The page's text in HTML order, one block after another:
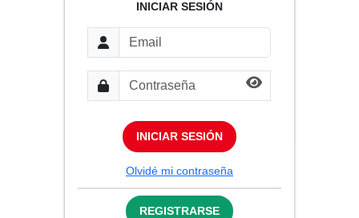
INICIAR SESIÓN
INICIAR SESIÓN
Olvidé mi contraseña
REGISTRARSE